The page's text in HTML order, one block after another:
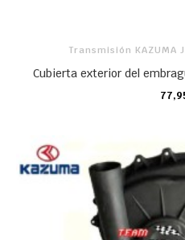
Transmisión KAZUMA
Cubierta exterior del